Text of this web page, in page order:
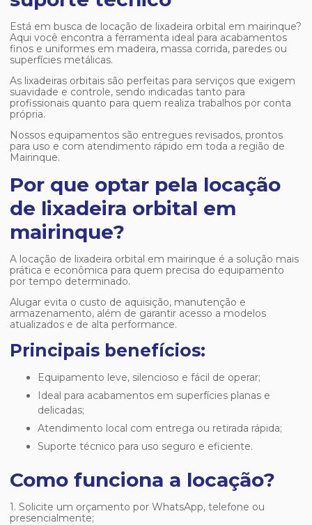
Está em busca de locação de lixadeira orbital em mairinque?
Aqui você encontra a ferramenta ideal para acabamentos
finos e uniformes em madeira, massa corrida, paredes ou
superfícies metálicas.
As lixadeiras orbitais são perfeitas para serviços que exigem
suavidade e controle, sendo indicadas tanto para
profissionais quanto para quem realiza trabalhos por conta
própria.
Nossos equipamentos são entregues revisados, prontos
para uso e com atendimento rápido em toda a região de
Mairinque.
Por que optar pela locação
de lixadeira orbital em
mairinque?
A locação de lixadeira orbital em mairinque é a solução mais
prática e econômica para quem precisa do equipamento
por tempo determinado.
Alugar evita o custo de aquisição, manutenção e
armazenamento, além de garantir acesso a modelos
atualizados e de alta performance.
Principais benefícios:
Equipamento leve, silencioso e fácil de operar;
Ideal para acabamentos em superfícies planas e
delicadas;
Atendimento local com entrega ou retirada rápida;
Suporte técnico para uso seguro e eficiente.
Como funciona a locação?
1. Solicite um orçamento por WhatsApp, telefone ou
presencialmente;